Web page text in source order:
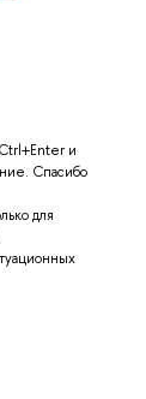
и
Спасибо
для